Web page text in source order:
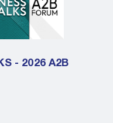
- 2026 A2B